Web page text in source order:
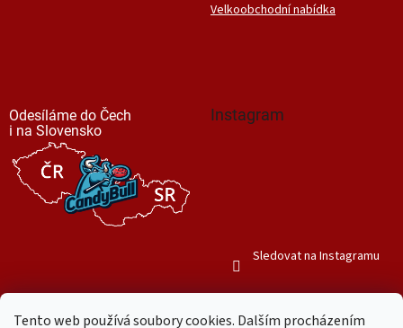
Tento web používá soubory cookies. Dalším procházením
Velkoobchodní nabídka
Odesíláme do Čech
i na Slovensko
Instagram
Sledovat na Instagramu